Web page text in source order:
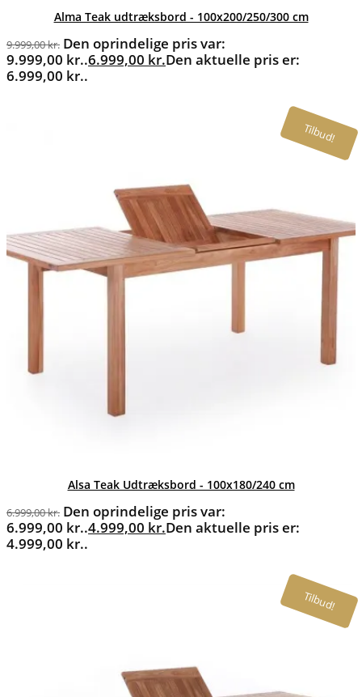
Alma Teak udtræksbord - 100x200/250/300 cm
9.999,00kr. Den oprindelige pris var:
9.999,00 kr..6.999,00 kr.Den aktuelle pris er:
6.999,00 kr..
Tilbud!
Alsa Teak Udtræksbord - 100x180/240 cm
6.999,00kr. Den oprindelige pris var:
6.999,00 kr..4.999,00 kr.Den aktuelle pris er:
4.999,00 kr..
Tilbud!